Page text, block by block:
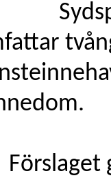
Förslaget